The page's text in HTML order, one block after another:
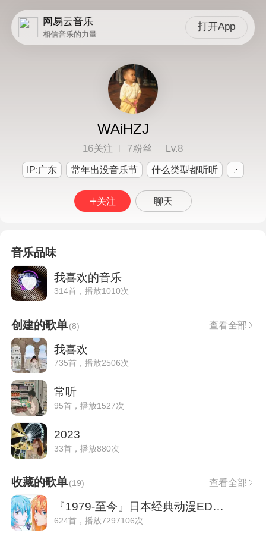
网易云音乐
相信音乐的力量
打开App
WAiHZJ
16关注 7粉丝 Lv.8
IP:广东 常年出没音乐节 什么类型都听听
关注 聊天
音乐品味
我喜欢的音乐
314首，播放1010次
创建的歌单(8) 查看全部
我喜欢
735首，播放2506次
常听
95首，播放1527次
2023
33首，播放880次
收藏的歌单(19) 查看全部
『1979-至今』日本经典动漫ED大盘点
624首，播放7297106次